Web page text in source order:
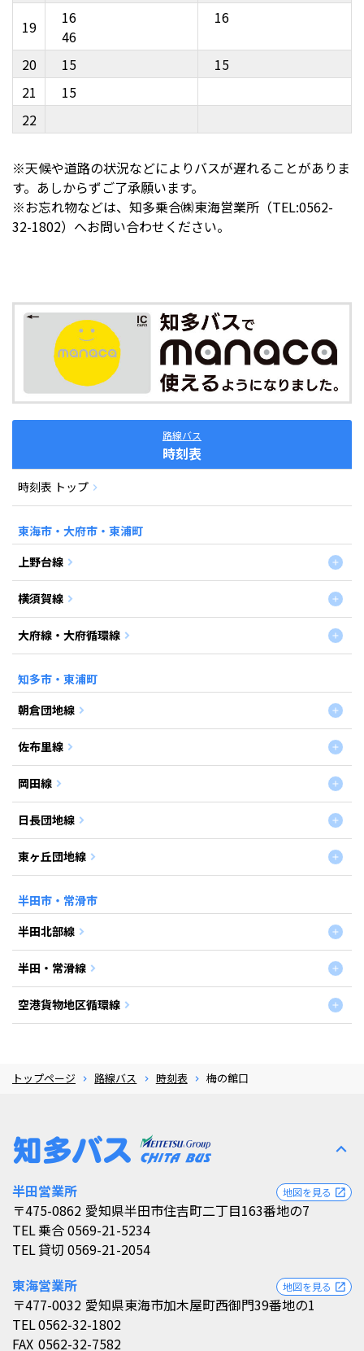
19
20
21
22
16
46
15
15
16
15
※天候や道路の状況などによりバスが遅れることがありま
す。あしからずご了承願います。
※お忘れ物などは、知多乗合㈱東海営業所（TEL:0562-
32-1802）へお問い合わせください。
路線バス
時刻表
時刻表 トップ
東海市・大府市・東浦町
上野台線
横須賀線
大府線・大府循環線
知多市・東浦町
朝倉団地線
佐布里線
岡田線
日長団地線
東ヶ丘団地線
半田市・常滑市
半田北部線
半田・常滑線
空港貨物地区循環線
トップページ 路線バス 時刻表 梅の館口
expand_less
半田営業所
〒475-0862 愛知県半田市住吉町二丁目163番地の7
地図を見る open_in_new
TEL乗合 0569-21-5234
TEL貸切 0569-21-2054
東海営業所
〒477-0032 愛知県東海市加木屋町西御門39番地の1
地図を見る open_in_new
TEL0562-32-1802
FAX 0562-32-7582